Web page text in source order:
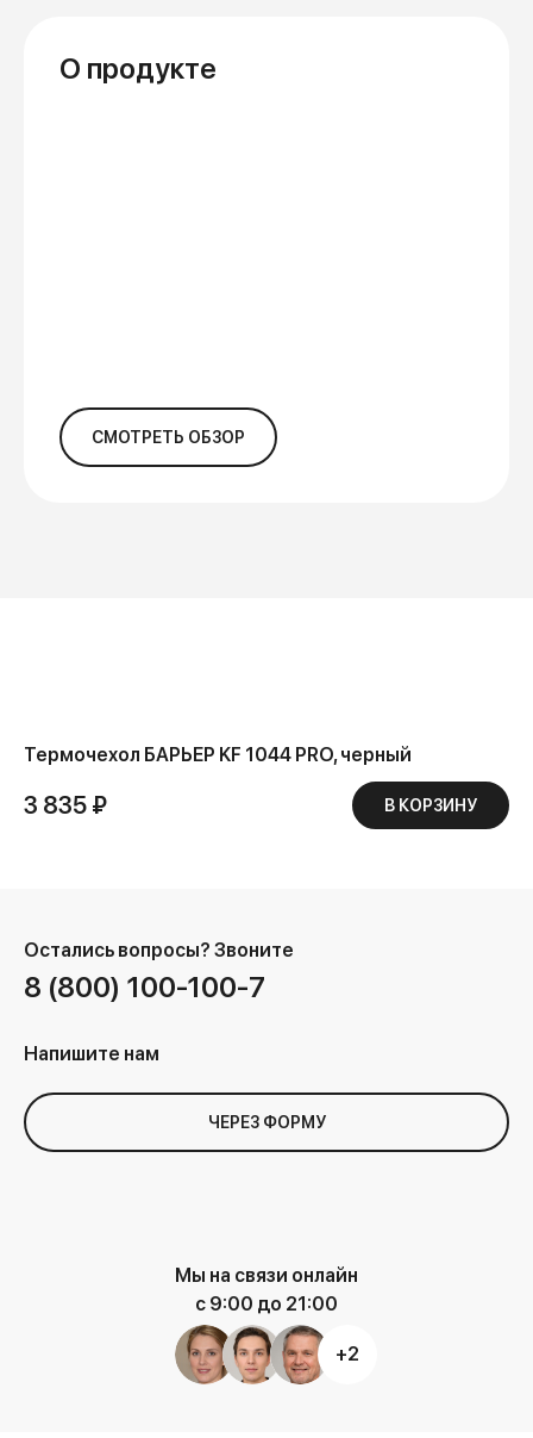
О продукте
СМОТРЕТЬ ОБЗОР
Термочехол БАРЬЕР KF 1044 PRO, черный
3 835 ₽ В КОРЗИНУ
Остались вопросы? Звоните
8 (800) 100-100-7
Напишите нам
ЧЕРЕЗ ФОРМУ
Мы на связи онлайн
с 9:00 до 21:00
+2